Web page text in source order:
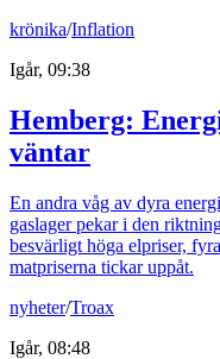
krönika/Inflation
Igår, 09:38
Hemberg:
väntar
En andra våg av dyra
gaslager pekar i den
besvärligt höga elpriser,
matpriserna tickar uppåt.
nyheter/Troax
Igår, 08:48